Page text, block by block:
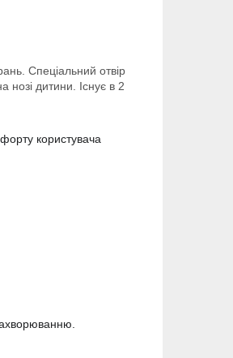
Спеціальний отвір
нозі дитини. Існує в 2
користувача